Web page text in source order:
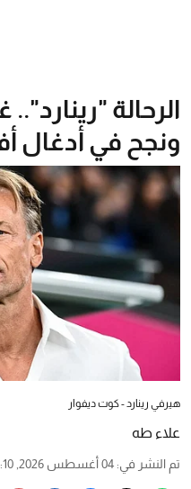
الرحالة
ونجح في أدغال
هيرفي رينارد - كوت ديفوار
علاء طه
تم النشر في: 04 أغسطس 2026, 8:10 مساءً